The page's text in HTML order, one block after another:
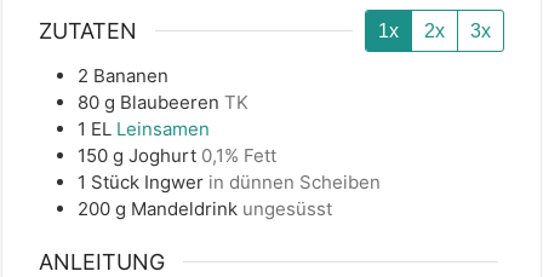
ZUTATEN 1x 2x 3x
2 Bananen
80 g Blaubeeren TK
1 EL Leinsamen
150 g Joghurt 0,1% Fett
1 Stück Ingwer in dünnen Scheiben
200 g Mandeldrink ungesüsst
ANLEITUNG